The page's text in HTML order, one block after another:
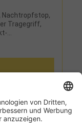
Nachtropfstop,
Tragegriff,
10 m,
Wasserstop